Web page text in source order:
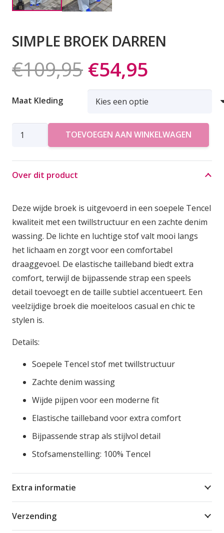
SIMPLE BROEK DARREN
€109,95
prijs
was:
€109,95.
€54,95
prijs
is:
€54,95.
Maat Kleding
SIMPLE
aantal
TOEVOEGEN AAN WINKELWAGEN
Over dit product
Deze wijde broek is uitgevoerd in een soepele Tencel
kwaliteit met een twillstructuur en een zachte denim
wassing. De lichte en luchtige stof valt mooi langs
het lichaam en zorgt voor een comfortabel
draaggevoel. De elastische tailleband biedt extra
comfort, terwijl de bijpassende strap een speels
detail toevoegt en de taille subtiel accentueert. Een
veelzijdige broek die moeiteloos casual en chic te
stylen is.
Details:
Soepele Tencel stof met twillstructuur
Zachte denim wassing
Wijde pijpen voor een moderne fit
Elastische tailleband voor extra comfort
Bijpassende strap als stijlvol detail
Stofsamenstelling: 100% Tencel
Extra informatie
Verzending